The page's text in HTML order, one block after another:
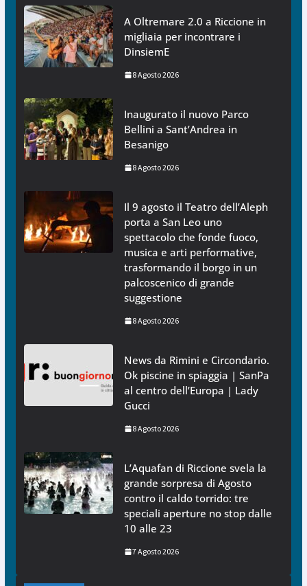
A Oltremare 2.0 a Riccione in
migliaia per incontrare i
DinsiemE
8 Agosto 2026
Inaugurato il nuovo Parco
Bellini a Sant’Andrea in
Besanigo
8 Agosto 2026
Il 9 agosto il Teatro dell’Aleph
porta a San Leo uno
spettacolo che fonde fuoco,
musica e arti performative,
trasformando il borgo in un
palcoscenico di grande
suggestione
8 Agosto 2026
News da Rimini e Circondario.
Ok piscine in spiaggia | SanPa
al centro dell’Europa | Lady
Gucci
8 Agosto 2026
L’Aquafan di Riccione svela la
grande sorpresa di Agosto
contro il caldo torrido: tre
speciali aperture no stop dalle
10 alle 23
7 Agosto 2026